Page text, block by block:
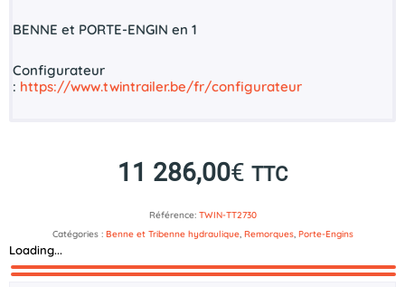
BENNE et PORTE-ENGIN en 1
Configurateur
: https://www.twintrailer.be/fr/configurateur
11 286,00€ TTC
Référence: TWIN-TT2730
Catégories : Benne et Tribenne hydraulique, Remorques, Porte-Engins
Loading...
Description
Documents technique